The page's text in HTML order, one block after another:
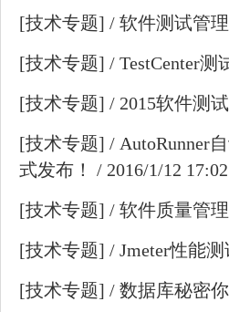
[技术专题] / 软件测试管
[技术专题] / TestCenter测
[技术专题] / 2015软件测
[技术专题] / AutoRunner
式发布！
/ 2016/1/12
[技术专题] / 软件质量管
[技术专题] / Jmeter性能
[技术专题] / 数据库秘密